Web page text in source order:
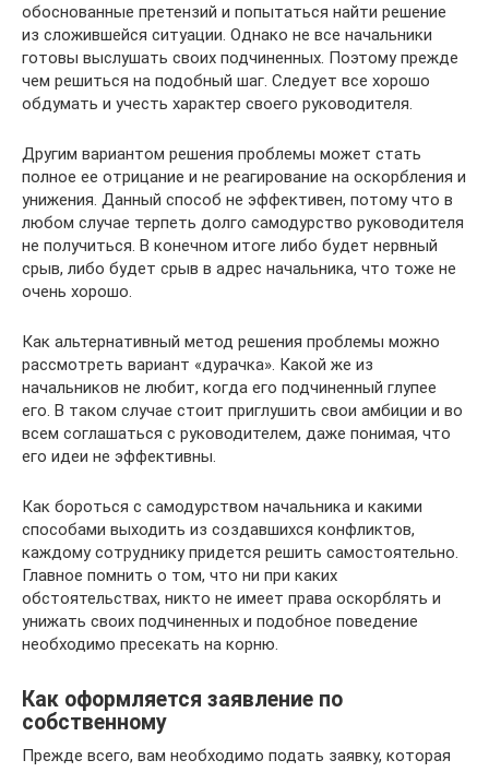
обоснованные претензий и попытаться найти решение
из сложившейся ситуации. Однако не все начальники
готовы выслушать своих подчиненных. Поэтому прежде
чем решиться на подобный шаг. Следует все хорошо
обдумать и учесть характер своего руководителя.
Другим вариантом решения проблемы может стать
полное ее отрицание и не реагирование на оскорбления и
унижения. Данный способ не эффективен, потому что в
любом случае терпеть долго самодурство руководителя
не получиться. В конечном итоге либо будет нервный
срыв, либо будет срыв в адрес начальника, что тоже не
очень хорошо.
Как альтернативный метод решения проблемы можно
рассмотреть вариант «дурачка». Какой же из
начальников не любит, когда его подчиненный глупее
его. В таком случае стоит приглушить свои амбиции и во
всем соглашаться с руководителем, даже понимая, что
его идеи не эффективны.
Как бороться с самодурством начальника и какими
способами выходить из создавшихся конфликтов,
каждому сотруднику придется решить самостоятельно.
Главное помнить о том, что ни при каких
обстоятельствах, никто не имеет права оскорблять и
унижать своих подчиненных и подобное поведение
необходимо пресекать на корню.
Как оформляется заявление по
собственному
Прежде всего, вам необходимо подать заявку, которая